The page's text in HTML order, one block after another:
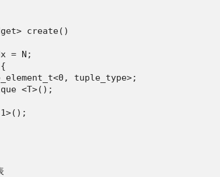
create()
= N;
tuple_type>;
<T>();